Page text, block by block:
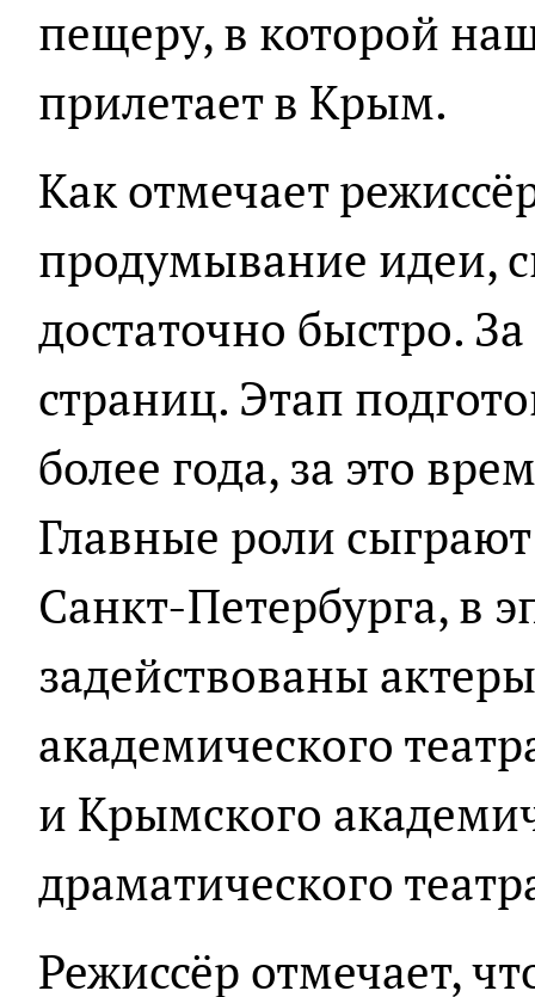
пещеру, в которой
прилетает в Крым.
Как отмечает
продумывание идеи,
достаточно быстро.
страниц. Этап
более года, за это
Главные роли
Санкт-Петербурга, в
задействованы
академического
и Крымского
драматического
Режиссёр отмечает,